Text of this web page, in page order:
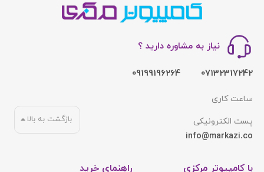
نیاز به مشاوره دارید ؟
07132317242
09199196264
ساعت کاری
پست الکترونیکی
info@markazi.co
با کامپیوتر مرکزی راهنمای خرید
بازگشت به بالا